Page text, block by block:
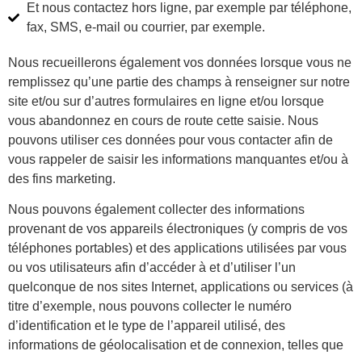
Et nous contactez hors ligne, par exemple par téléphone,
fax, SMS, e-mail ou courrier, par exemple.
Nous recueillerons également vos données lorsque vous ne
remplissez qu’une partie des champs à renseigner sur notre
site et/ou sur d’autres formulaires en ligne et/ou lorsque
vous abandonnez en cours de route cette saisie. Nous
pouvons utiliser ces données pour vous contacter afin de
vous rappeler de saisir les informations manquantes et/ou à
des fins marketing.
Nous pouvons également collecter des informations
provenant de vos appareils électroniques (y compris de vos
téléphones portables) et des applications utilisées par vous
ou vos utilisateurs afin d’accéder à et d’utiliser l’un
quelconque de nos sites Internet, applications ou services (à
titre d’exemple, nous pouvons collecter le numéro
d’identification et le type de l’appareil utilisé, des
informations de géolocalisation et de connexion, telles que